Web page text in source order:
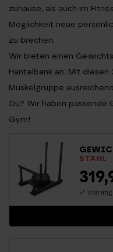
zuhause, als auch im
Möglichkeit neue
zu brechen.
Wir bieten einen
Hantelbank an. Mit diesen
Muskelgruppe
Du? Wir haben passende
Gym!
STAHL
Vorrätig